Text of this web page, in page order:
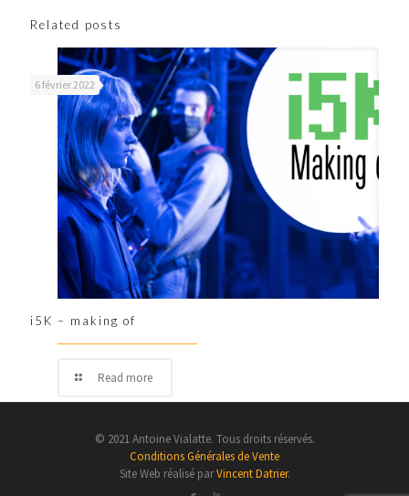
Related posts
6 février 2022
i5K – making of
Read more
© 2021 Antoine Vialatte. Tous droits réservés.
Conditions Générales de Vente
Site Web réalisé parVincent Datrier.